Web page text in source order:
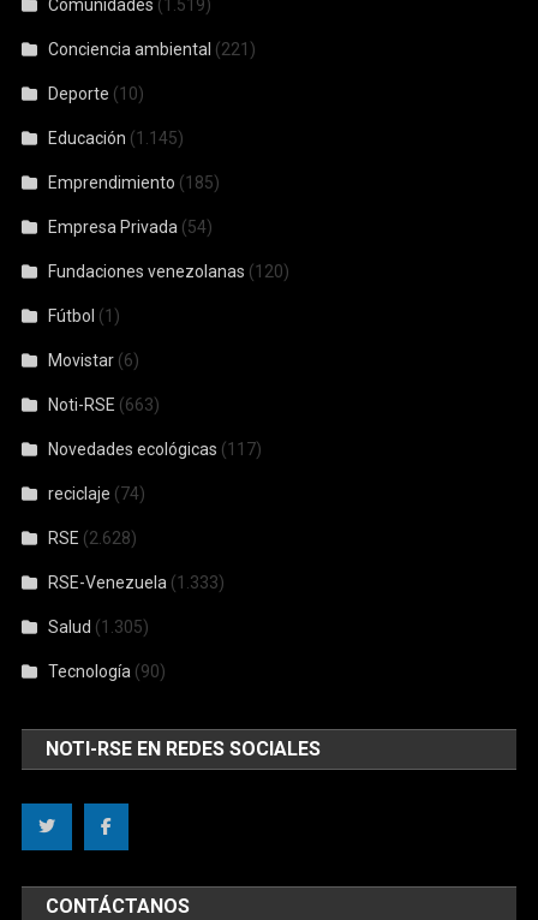
Comunidades (1.519)
Conciencia ambiental (221)
Deporte (10)
Educación (1.145)
Emprendimiento (185)
Empresa Privada (54)
Fundaciones venezolanas (120)
Fútbol (1)
Movistar (6)
Noti-RSE (663)
Novedades ecológicas (117)
reciclaje (74)
RSE (2.628)
RSE-Venezuela (1.333)
Salud (1.305)
Tecnología (90)
NOTI-RSE EN REDES SOCIALES
CONTÁCTANOS